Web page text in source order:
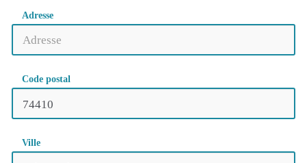
Adresse
Code postal
Ville